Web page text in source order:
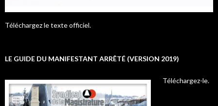
Téléchargez le texte officiel.
LE GUIDE DU MANIFESTANT ARRÊTÉ (VERSION 2019)
Téléchargez-le.